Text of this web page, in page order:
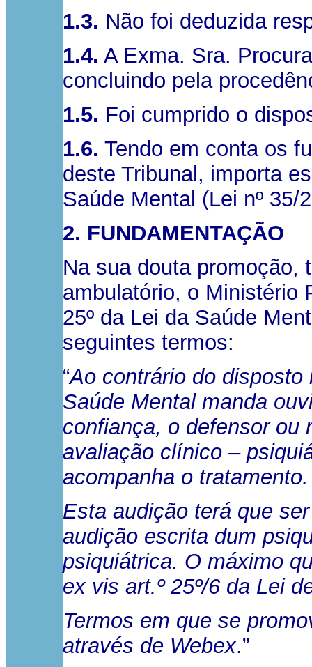
1.3. Não foi deduzida
1.4. A Exma. Sra.
concluindo pela
1.5. Foi cumprido o
1.6. Tendo em conta os
deste Tribunal, importa
Saúde Mental (Lei nº
2. FUNDAMENTAÇÃO
Na sua douta promoção,
ambulatório, o Ministério
25º da Lei da Saúde
seguintes termos:
“Ao contrário do disposto
Saúde Mental manda
confiança, o defensor ou
avaliação clínico –
acompanha o tratamento.
Esta audição terá que
audição escrita dum
psiquiátrica. O máximo
ex vis art.º 25º/6 da Lei
Termos em que se
através de Webex.”